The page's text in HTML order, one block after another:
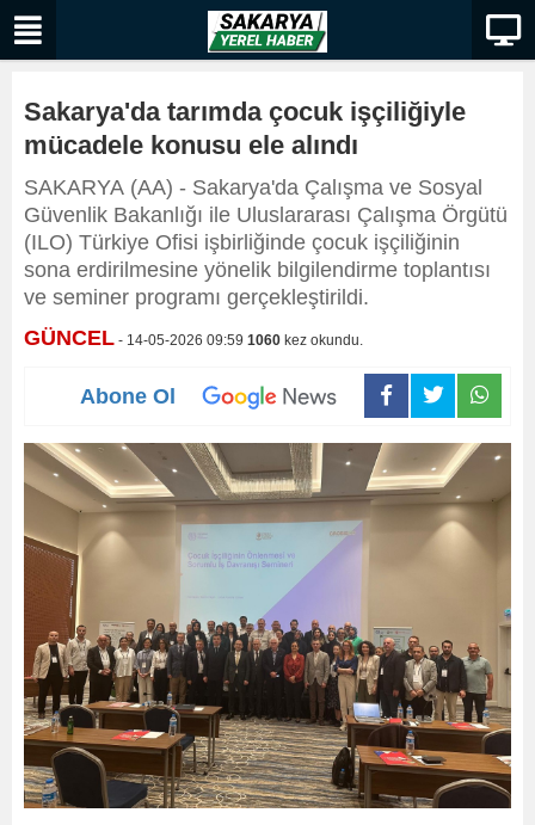
Sakarya'da tarımda çocuk işçiliğiyle
mücadele konusu ele alındı
SAKARYA (AA) - Sakarya'da Çalışma ve Sosyal
Güvenlik Bakanlığı ile Uluslararası Çalışma Örgütü
(ILO) Türkiye Ofisi işbirliğinde çocuk işçiliğinin
sona erdirilmesine yönelik bilgilendirme toplantısı
ve seminer programı gerçekleştirildi.
GÜNCEL - 14-05-2026 09:59 1060 kez okundu.
Abone Ol